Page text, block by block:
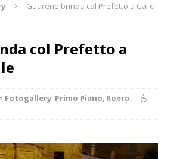
Guarene brinda col Prefetto a Calici
col Prefetto a
Fotogallery, Primo Piano, Roero